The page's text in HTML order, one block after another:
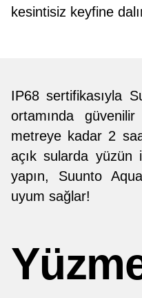
kesintisiz keyfine
IP68 sertifikasıyla
ortamında
metreye kadar 2
açık sularda yüzün
yapın, Suunto
uyum sağlar!